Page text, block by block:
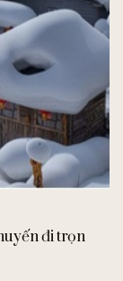
đi trọn